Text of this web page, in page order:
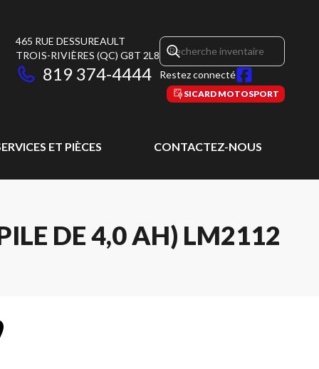
465 RUE DESSUREAULT
TROIS-RIVIÈRES (QC) G8T 2L8
819 374-4444 Restez connecté
SICARD MOTOSPORT
ET PIÈCES CONTACTEZ-NOUS
DE 4,0 AH) LM2112